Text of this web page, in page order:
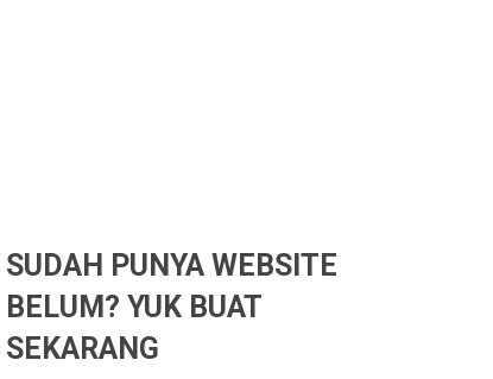
SUDAH PUNYA WEBSITE
BELUM? YUK BUAT
SEKARANG